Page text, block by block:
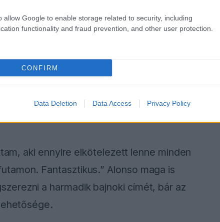
allow Google to enable storage related to security, including
functionality and fraud prevention, and other user protection.
CONFIRM
Data Deletion Data Access Privacy Policy
bármelyik topcsapat bevállalná Alonso
a befektetésről van szó. Mennyi
Az idő előbb-utóbb nála is eljön majd,
megtörténik, de persze nem akarod
Sportsnak, amikor Alonso esetleges
aki ennyire elkötelezett lenne minden
Fantasztikus.” Alonso maga is
a harmadik bajnoki címét, bár az